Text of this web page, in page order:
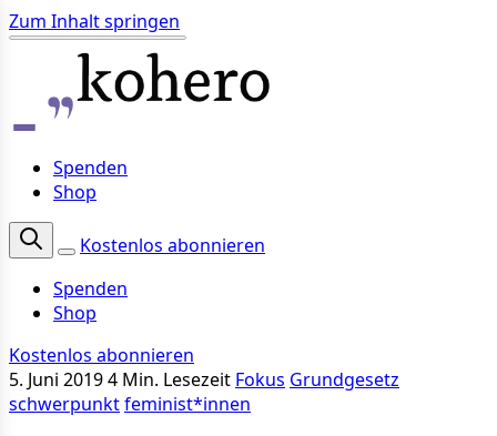
Zum Inhalt springen
Spenden
Shop
Kostenlos abonnieren
Spenden
Shop
Kostenlos abonnieren
5. Juni 20194 Min. Lesezeit Fokus Grundgesetz
schwerpunktfeminist*innen